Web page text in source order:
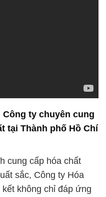
Công ty chuyên cung
tại Thành phố Hồ Chí
cung cấp hóa chất
sắc, Công ty Hóa
không chỉ đáp ứng